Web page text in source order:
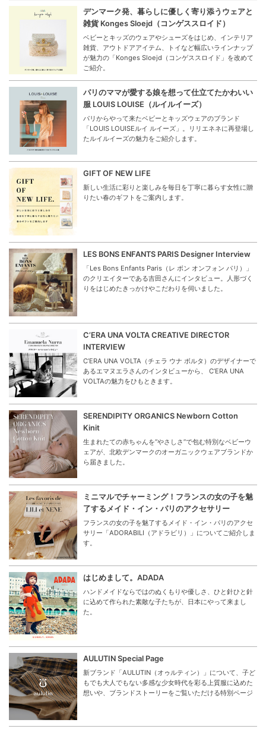
デンマーク発、暮らしに優しく寄り添うウェアと
雑貨 Konges Sloejd（コンゲススロイド）
ベビーとキッズのウェアやシューズをはじめ、インテリア
雑貨、アウトドアアイテム、トイなど幅広いラインナップ
が魅力の「Konges Sloejd（コンゲススロイド」を改めて
ご紹介。
パリのママが愛する娘を想って仕立てたかわいい
服 LOUIS LOUISE（ルイルイーズ）
パリからやって来たベビーとキッズウェアのブランド
「LOUIS LOUISEルイ ルイーズ」。リリエネネに再登場し
たルイルイーズの魅力をご紹介します。
GIFT OF NEW LIFE
新しい生活に彩りと楽しみを毎日を丁寧に暮らす女性に贈
りたい春のギフトをご案内します。
LES BONS ENFANTS PARIS Designer Interview
「Les Bons Enfants Paris（レ ボン オンフォン パリ）」
のクリエイターである吉田さんにインタビュー。人形づく
りをはじめたきっかけやこだわりを伺いました。
C’ERA UNA VOLTA CREATIVE DIRECTOR
INTERVIEW
C’ERA UNA VOLTA（チェラ ウナ ボルタ）のデザイナーで
あるエマヌエラさんのインタビューから、 C’ERA UNA
VOLTAの魅力をひもときます。
SERENDIPITY ORGANICS Newborn Cotton
Kinit
生まれたての赤ちゃんを“やさしさ”で包む特別なベビーウ
ェアが、北欧デンマークのオーガニックウェアブランドか
ら届きました。
ミニマルでチャーミング！フランスの女の子を魅
了するメイド・イン・パリのアクセサリー
フランスの女の子を魅了するメイド・イン・パリのアクセ
サリー「ADORABILI（アドラビリ）」についてご紹介しま
す。
はじめまして。ADADA
ハンドメイドならではのぬくもりや優しさ、ひと針ひと針
に込めて作られた素敵な子たちが、日本にやって来まし
た。
AULUTIN Special Page
新ブランド「AULUTIN（オゥルティン）」について、子ど
もでも大人でもない多感な少女時代を彩る上質服に込めた
想いや、ブランドストーリーをご覧いただける特別ページ